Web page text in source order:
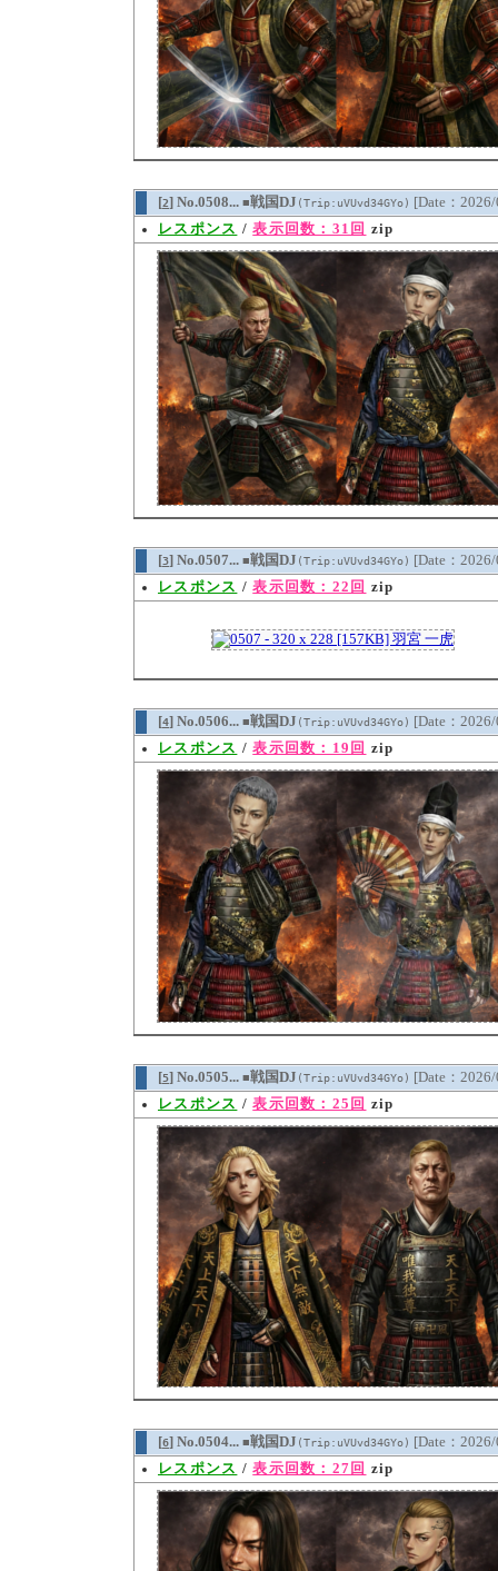
[2] No.0508... ■戦国DJ (Trip:uVUvd34GYo) [Date：
レスポンス /表示回数：31回 zip
[3] No.0507... ■戦国DJ (Trip:uVUvd34GYo) [Date：
レスポンス /表示回数：22回 zip
[4] No.0506... ■戦国DJ (Trip:uVUvd34GYo) [Date：
レスポンス /表示回数：19回 zip
[5] No.0505... ■戦国DJ (Trip:uVUvd34GYo) [Date：
レスポンス /表示回数：25回 zip
[6] No.0504... ■戦国DJ (Trip:uVUvd34GYo) [Date：
レスポンス /表示回数：27回 zip